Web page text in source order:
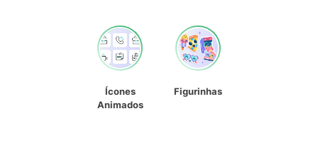
Ícones
Animados
Figurinhas